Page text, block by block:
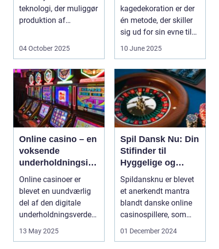
teknologi, der muliggør
produktion af
udnytt...
04 October 2025
kagedekoration er der
én metode, der skiller
sig ud for sin evne til
at bri...
10 June 2025
Online casino – en
voksende
underholdningsind
ustri
Online casinoer er
blevet en uundværlig
del af den digitale
underholdningsverden.
Med den stad...
13 May 2025
Spil Dansk Nu: Din
Stifinder til
Hyggelige og
Underholdende
Online Casinoer
Spildansknu er blevet
et anerkendt mantra
blandt danske online
casinospillere, som
søger unde...
01 December 2024